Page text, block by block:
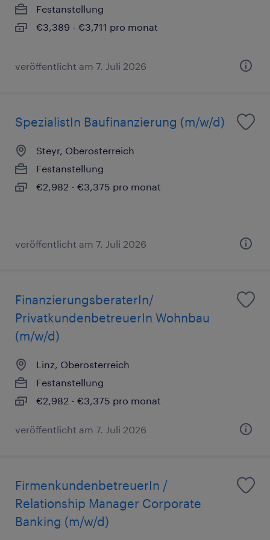
Festanstellung
€3,389 - €3,711 pro monat
veröffentlicht am 7. Juli 2026
SpezialistIn Baufinanzierung (m/w/d)
Steyr, Oberosterreich
Festanstellung
€2,982 - €3,375 pro monat
veröffentlicht am 7. Juli 2026
FinanzierungsberaterIn/
PrivatkundenbetreuerIn Wohnbau
(m/w/d)
Linz, Oberosterreich
Festanstellung
€2,982 - €3,375 pro monat
veröffentlicht am 7. Juli 2026
FirmenkundenbetreuerIn /
Relationship Manager Corporate
Banking (m/w/d)